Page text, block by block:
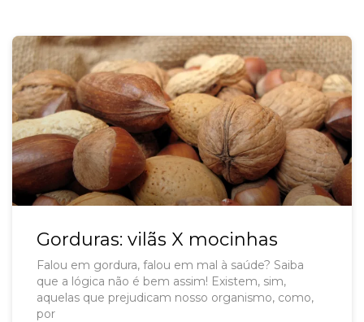
Gorduras: vilãs X mocinhas
Falou em gordura, falou em mal à saúde? Saiba
que a lógica não é bem assim! Existem, sim,
aquelas que prejudicam nosso organismo, como,
por